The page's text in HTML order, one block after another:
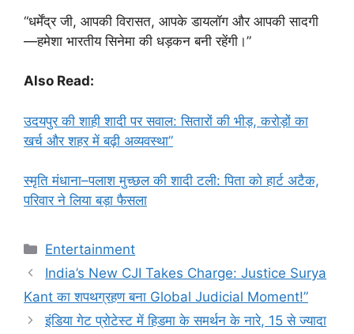
“धर्मेंद्र जी, आपकी विरासत, आपके डायलॉग और आपकी सादगी
—हमेशा भारतीय सिनेमा की धड़कन बनी रहेंगी।”
Also Read:
उदयपुर की शाही शादी पर सवाल: सितारों की भीड़, करोड़ों का
खर्च और शहर में बढ़ी अव्यवस्था”
स्मृति मंधाना–पलाश मुच्छल की शादी टली: पिता को हार्ट अटैक,
परिवार ने लिया बड़ा फैसला
Categories
Entertainment
India’s New CJI Takes Charge: Justice Surya
Kant का शपथग्रहण बना Global Judicial Moment!”
इंडिया गेट प्रोटेस्ट में हिडमा के समर्थन के नारे, 15 से ज्यादा